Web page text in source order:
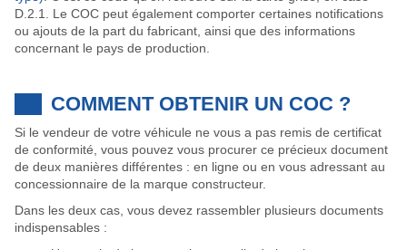
D.2.1. Le COC peut également comporter certaines notifications
ou ajouts de la part du fabricant, ainsi que des informations
concernant le pays de production.
COMMENT OBTENIR UN COC ?
Si le vendeur de votre véhicule ne vous a pas remis de certificat
de conformité, vous pouvez vous procurer ce précieux document
de deux manières différentes : en ligne ou en vous adressant au
concessionnaire de la marque constructeur.
Dans les deux cas, vous devez rassembler plusieurs documents
indispensables :